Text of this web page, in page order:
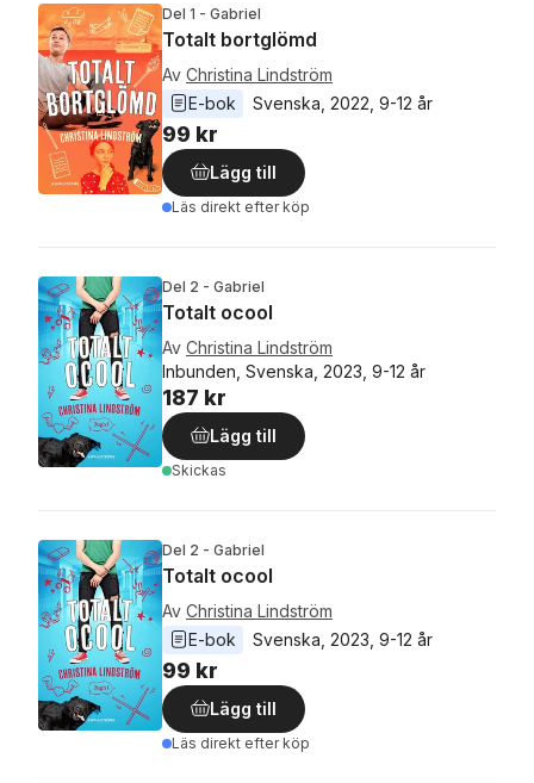
Del 1 - Gabriel
Totalt bortglömd
Av Christina Lindström
E-bok
Svenska 2022 9-12 år
99 kr
Lägg till
Läs direkt efter köp
Del 2 - Gabriel
Totalt ocool
Av Christina Lindström
Inbunden, Svenska, 2023, 9-12 år
187 kr
Lägg till
Skickas
Del 2 - Gabriel
Totalt ocool
Av Christina Lindström
E-bok
Svenska 2023 9-12 år
99 kr
Lägg till
Läs direkt efter köp